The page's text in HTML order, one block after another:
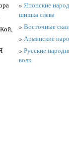
» Японские
шишка слева
» Восточные
» Армянские
» Русские
волк